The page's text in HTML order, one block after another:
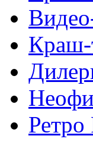
Краш-
Ретро